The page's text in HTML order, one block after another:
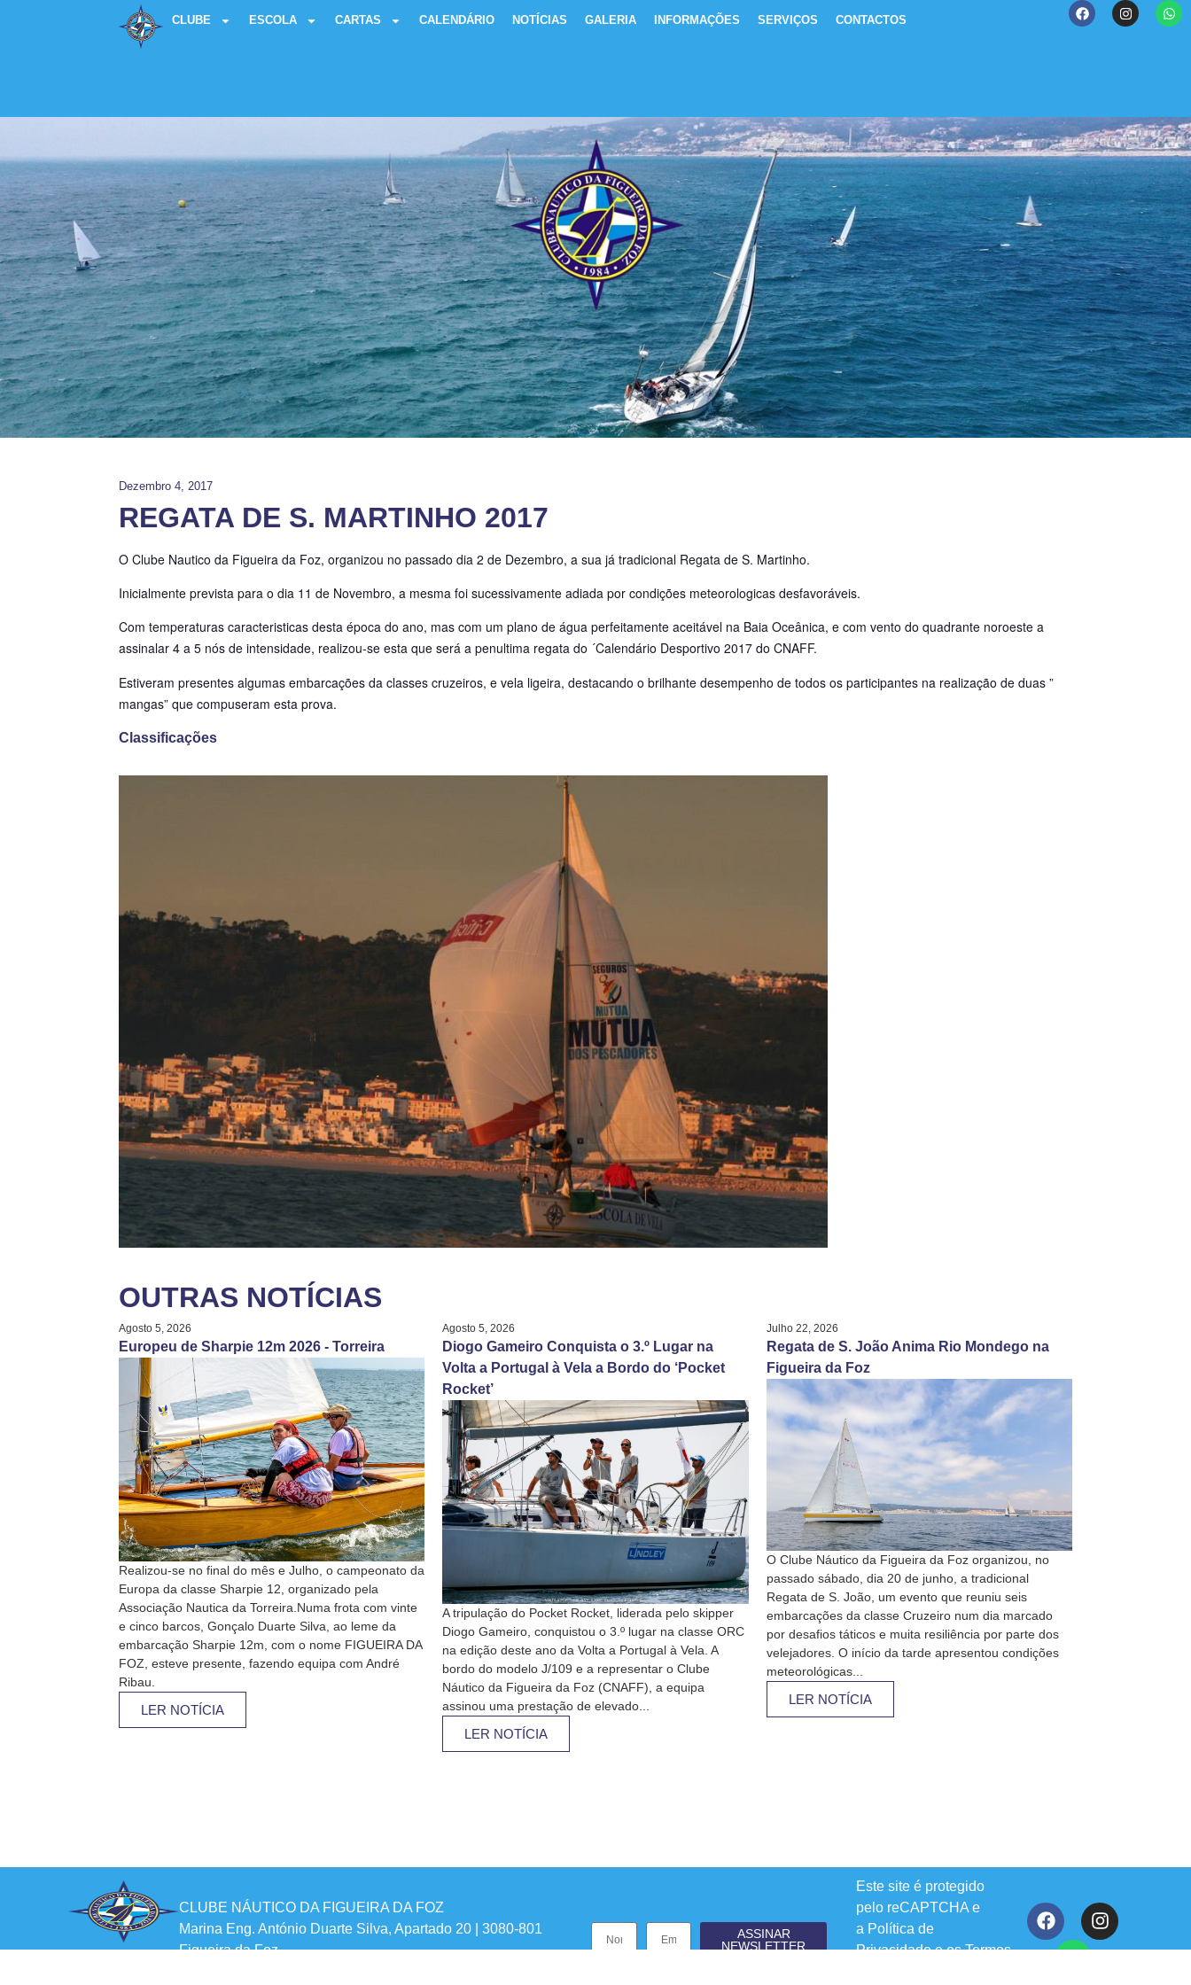
CLUBE ESCOLA CARTAS CALENDÁRIO NOTÍCIAS GALERIA INFORMAÇÕES SERVIÇOS CONTACTOS
Dezembro 4, 2017
REGATA DE S. MARTINHO 2017
O Clube Nautico da Figueira da Foz, organizou no passado dia 2 de Dezembro, a sua já tradicional Regata de S. Martinho.
Inicialmente prevista para o dia 11 de Novembro, a mesma foi sucessivamente adiada por condições meteorologicas desfavoráveis.
Com temperaturas caracteristicas desta época do ano, mas com um plano de água perfeitamente aceitável na Baia Oceânica, e com vento do quadrante noroeste a
assinalar 4 a 5 nós de intensidade, realizou-se esta que será a penultima regata do ´Calendário Desportivo 2017 do CNAFF.
Estiveram presentes algumas embarcações da classes cruzeiros, e vela ligeira, destacando o brilhante desempenho de todos os participantes na realização de duas ”
mangas” que compuseram esta prova.
Classificações
OUTRAS NOTÍCIAS
Agosto 5, 2026
Europeu de Sharpie 12m 2026 - Torreira
Realizou-se no final do mês e Julho, o campeonato da
Europa da classe Sharpie 12, organizado pela
Associação Nautica da Torreira.Numa frota com vinte
e cinco barcos, Gonçalo Duarte Silva, ao leme da
embarcação Sharpie 12m, com o nome FIGUEIRA DA
FOZ, esteve presente, fazendo equipa com André
Ribau.
LER NOTÍCIA
Agosto 5, 2026
Diogo Gameiro Conquista o 3.º Lugar na
Volta a Portugal à Vela a Bordo do ‘Pocket
Rocket’
A tripulação do Pocket Rocket, liderada pelo skipper
Diogo Gameiro, conquistou o 3.º lugar na classe ORC
na edição deste ano da Volta a Portugal à Vela. A
bordo do modelo J/109 e a representar o Clube
Náutico da Figueira da Foz (CNAFF), a equipa
assinou uma prestação de elevado...
LER NOTÍCIA
Julho 22, 2026
Regata de S. João Anima Rio Mondego na
Figueira da Foz
O Clube Náutico da Figueira da Foz organizou, no
passado sábado, dia 20 de junho, a tradicional
Regata de S. João, um evento que reuniu seis
embarcações da classe Cruzeiro num dia marcado
por desafios táticos e muita resiliência por parte dos
velejadores. O início da tarde apresentou condições
meteorológicas...
LER NOTÍCIA
CLUBE NÁUTICO DA FIGUEIRA DA FOZ
Marina Eng. António Duarte Silva, Apartado 20 | 3080-801
Figueira da Foz
ASSINAR
NEWSLETTER
Este site é protegido
pelo reCAPTCHA e
a Política de
Privacidadee osTermos